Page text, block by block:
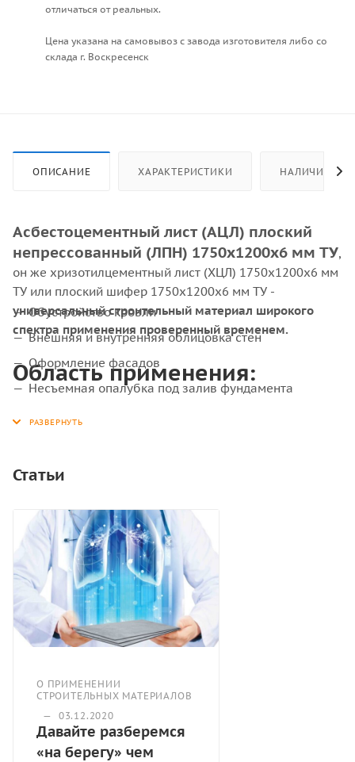
отличаться от реальных.
Цена указана на самовывоз с завода изготовителя либо со
склада г. Воскресенск
ОПИСАНИЕ ХАРАКТЕРИСТИКИ НАЛИЧИЕ
Асбестоцементный лист (АЦЛ) плоский
непрессованный (ЛПН) 1750х1200х6 мм ТУ,
он же хризотилцементный лист (ХЦЛ) 1750х1200х6 мм
ТУ или плоский шифер 1750х1200х6 мм ТУ -
универсальный строительный материал широкого
спектра применения проверенный временем.
Область применения:
Обустройство кровли
Внешняя и внутренняя облицовка стен
Оформление фасадов
Несъемная опалубка под залив фундамента
Статьи
О ПРИМЕНЕНИИ
СТРОИТЕЛЬНЫХ МАТЕРИАЛОВ
—
03.12.2020
Давайте разберемся
«на берегу» чем